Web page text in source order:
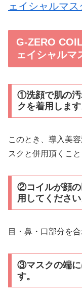
ェイシャルマス
G-ZERO
ェイシャルマ
①洗顔で肌の汚
クを着用します
このとき、導入美
スクと併用頂くこと
②コイルが顔の
用してください
目・鼻・口部分を
③マスクの端に
す。